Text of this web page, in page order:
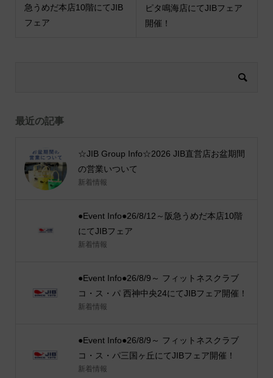
急うめだ本店10階にてJIB
フェア
ピタ鳴海店にてJIBフェア
開催！
最近の記事
☆JIB Group Info☆2026 JIB直営店お盆期間
の営業いついて
新着情報
●Event Info●26/8/12～阪急うめだ本店10階
にてJIBフェア
新着情報
●Event Info●26/8/9～ フィットネスクラブ
コ・ス・パ 西神中央24にてJIBフェア開催！
新着情報
●Event Info●26/8/9～ フィットネスクラブ
コ・ス・パ三国ヶ丘にてJIBフェア開催！
新着情報